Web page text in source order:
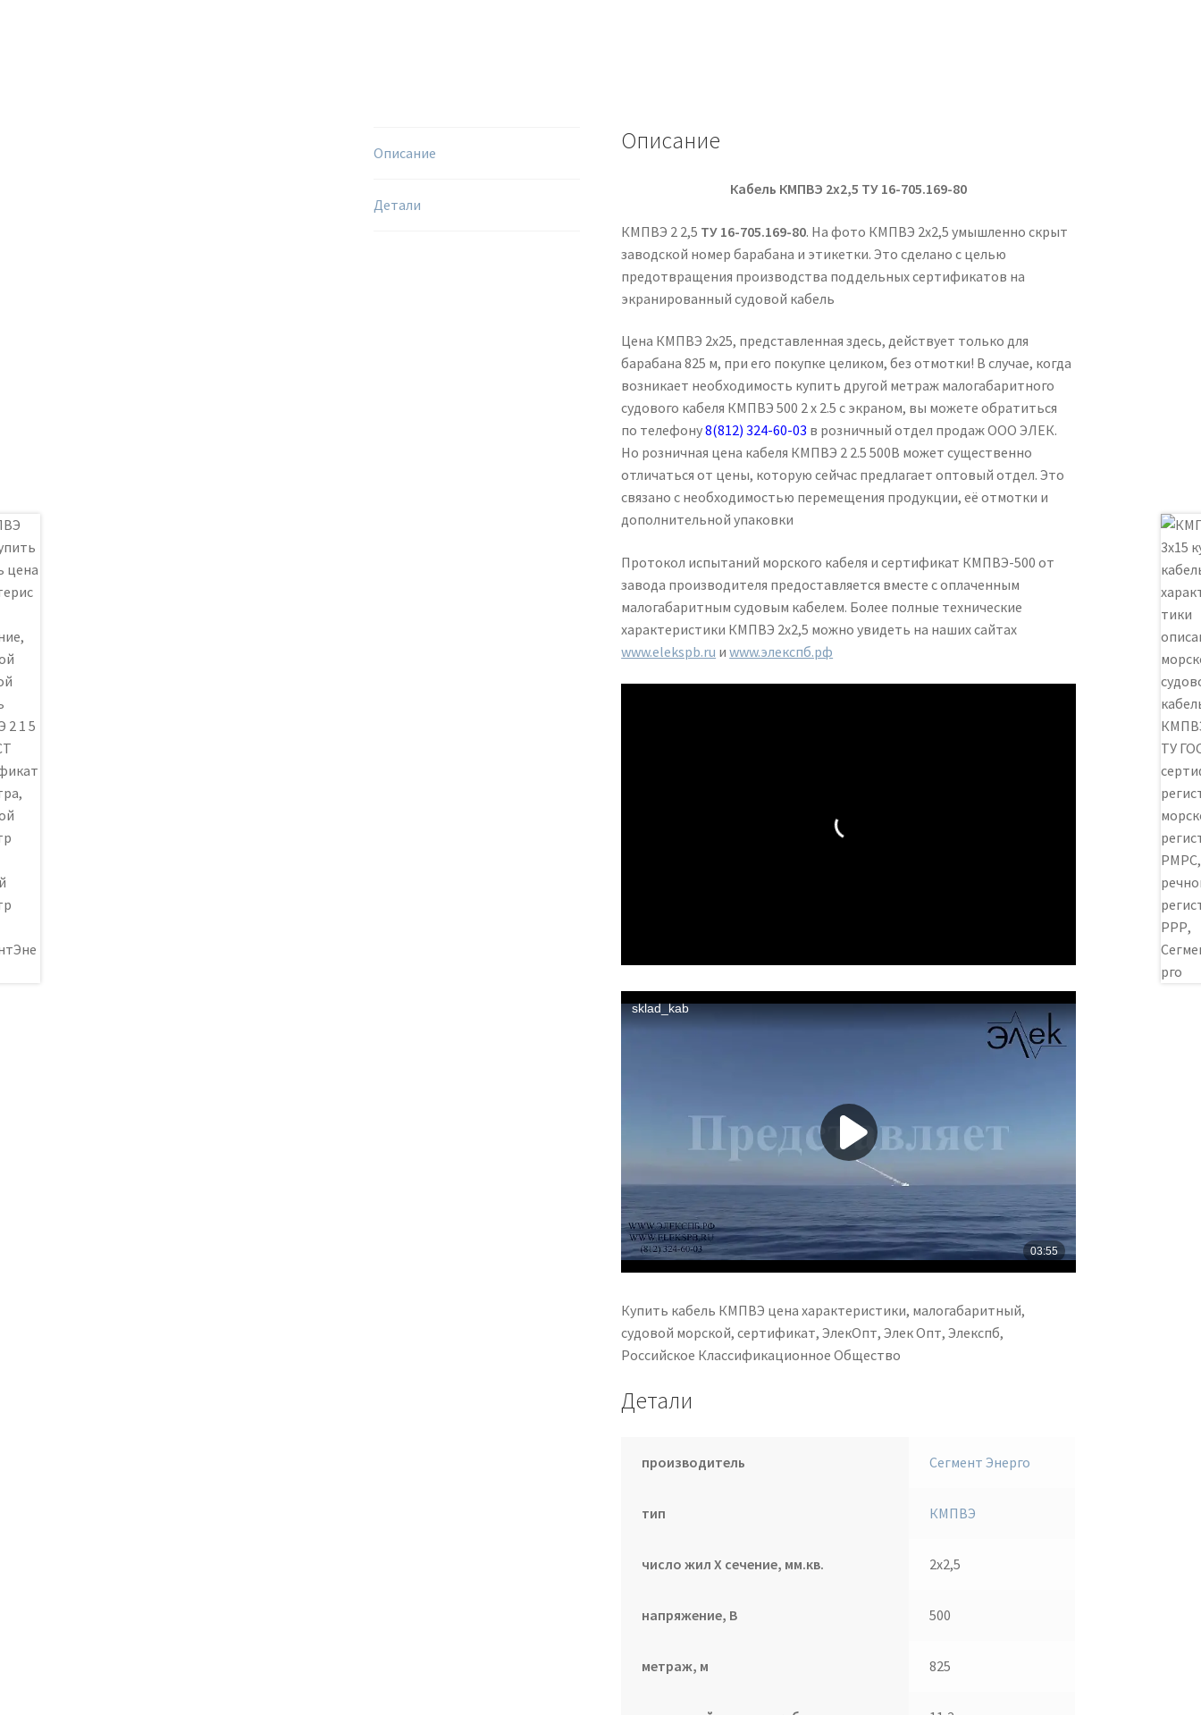
Описание
Детали
Описание
Кабель КМПВЭ 2х2,5 ТУ 16-705.169-80
КМПВЭ 2 2,5 ТУ 16-705.169-80. На фото КМПВЭ 2х2,5 умышленно скрыт
заводской номер барабана и этикетки. Это сделано с целью
предотвращения производства поддельных сертификатов на
экранированный судовой кабель
Цена КМПВЭ 2х25, представленная здесь, действует только для
барабана 825 м, при его покупке целиком, без отмотки! В случае, когда
возникает необходимость купить другой метраж малогабаритного
судового кабеля КМПВЭ 500 2 х 2.5 с экраном, вы можете обратиться
по телефону8(812) 324-60-03 в розничный отдел продаж ООО ЭЛЕК.
Но розничная цена кабеля КМПВЭ 2 2.5 500В может существенно
отличаться от цены, которую сейчас предлагает оптовый отдел. Это
связано с необходимостью перемещения продукции, её отмотки и
дополнительной упаковки
Протокол испытаний морского кабеля и сертификат КМПВЭ-500 от
завода производителя предоставляется вместе с оплаченным
малогабаритным судовым кабелем. Более полные технические
характеристики КМПВЭ 2х2,5 можно увидеть на наших сайтах
www.elekspb.ru иwww.элекспб.рф
Купить кабель КМПВЭ цена характеристики, малогабаритный,
судовой морской, сертификат, ЭлекОпт, Элек Опт, Элекспб,
Российское Классификационное Общество
Детали
производитель Сегмент Энерго
тип КМПВЭ
число жил Х сечение, мм.кв. 2х2,5
напряжение, В 500
метраж, м 825